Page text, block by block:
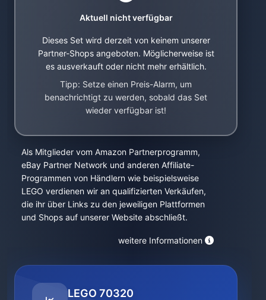
Aktuell nicht verfügbar
Dieses Set wird derzeit von keinem unserer
Partner-Shops angeboten. Möglicherweise ist
es ausverkauft oder nicht mehr erhältlich.
Tipp: Setze einen Preis-Alarm, um
benachrichtigt zu werden, sobald das Set
wieder verfügbar ist!
Als Mitglieder vom Amazon Partnerprogramm,
eBay Partner Network und anderen Affiliate-
Programmen von Händlern wie beispielsweise
LEGO verdienen wir an qualifizierten Verkäufen,
die ihr über Links zu den jeweiligen Plattformen
und Shops auf unserer Website abschließt.
weitere Informationen
LEGO 70320